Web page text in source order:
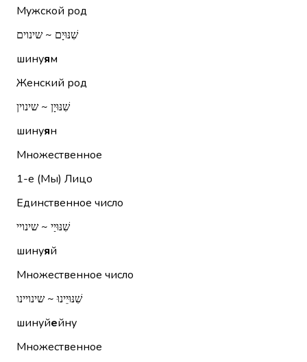
Мужской род
שִׁנּוּיָם ~ שינוים
шинуям
Женский род
שִׁנּוּיָן ~ שינוין
шинуян
Множественное
1-е (Мы) Лицо
Единственное число
שִׁנּוּיַי ~ שינויי
шинуяй
Множественное число
שִׁנּוּיֵינוּ ~ שינויינו
шинуйейну
Множественное